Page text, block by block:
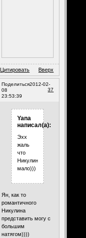
Цитировать Вверх
Поделиться
37
2012-02-
08
23:53:39
Yana
написал(а):
Эхх
жаль
что
Никулина
мало)))
Ян, как то
романтичного
Никулина
представить могу с
большим
натягом))))